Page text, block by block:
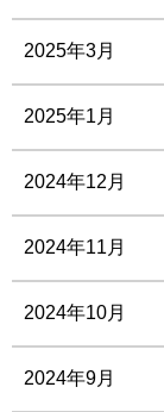
2025年3月
2025年1月
2024年12月
2024年11月
2024年10月
2024年9月